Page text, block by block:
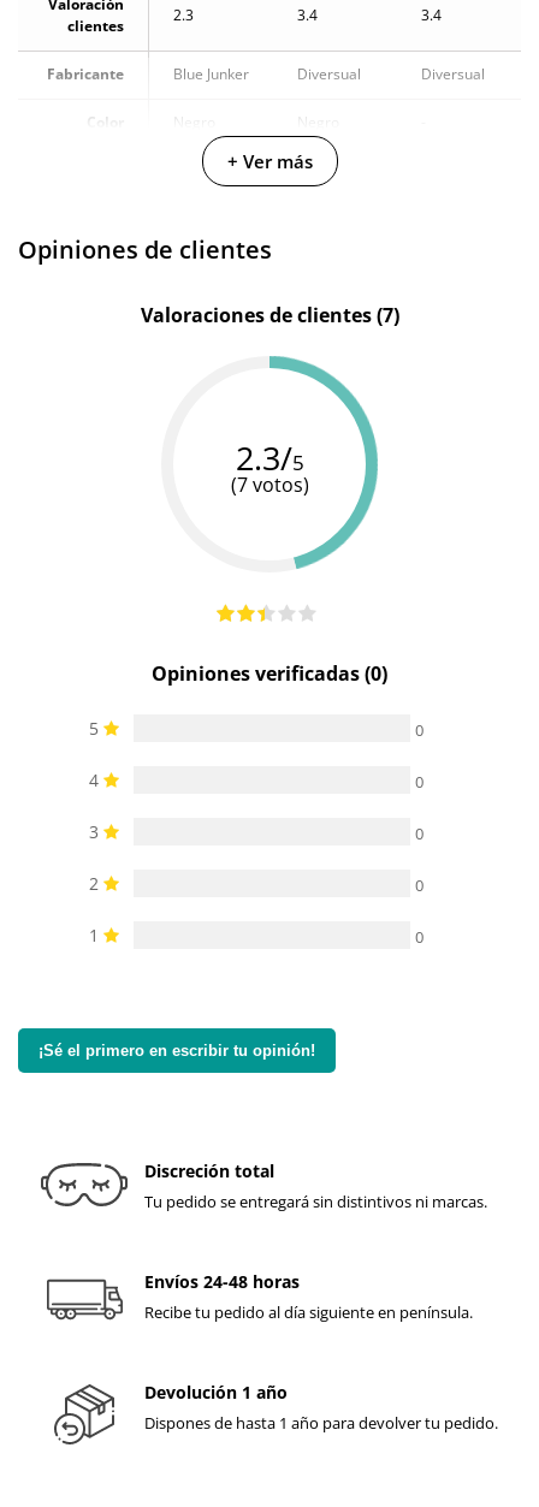
Valoración
clientes
2.3 3.4 3.4
Fabricante Blue Junker Diversual Diversual
Color Negro Negro
Silicona Silicona
al agua
sumergible
+ Ver más
Opiniones de clientes
Valoraciones de clientes (7)
2.3/5
(7 votos)
Opiniones verificadas (0)
5 0
4 0
3 0
2 0
1 0
¡Sé el primero en escribir tu opinión!
Discreción total
Tu pedido se entregará sin distintivos ni marcas.
Envíos 24-48 horas
Recibe tu pedido al día siguiente en península.
Devolución 1 año
Dispones de hasta 1 año para devolver tu pedido.